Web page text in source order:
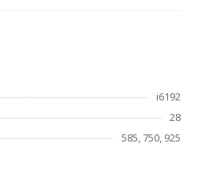
i6192
28
585, 750, 925